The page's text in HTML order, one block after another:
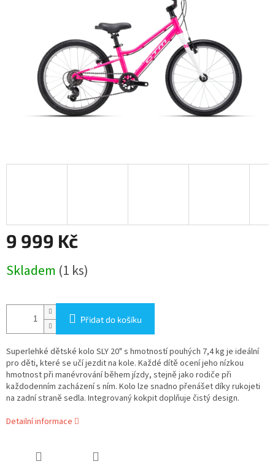
9 999 Kč
cena:
Skladem (1 ks)
Přidat do košíku
Superlehké dětské kolo SLY 20" s hmotností pouhých 7,4 kg je ideální
pro děti, které se učí jezdit na kole. Každé dítě ocení jeho nízkou
hmotnost při manévrování během jízdy, stejně jako rodiče při
každodenním zacházení s ním. Kolo lze snadno přenášet díky rukojeti
na zadní straně sedla. Integrovaný kokpit doplňuje čistý design.
Detailní informace